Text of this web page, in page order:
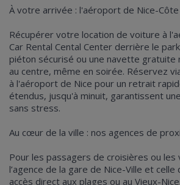
À votre arrivée : l'aéroport de Nice-
Récupérer votre location de voiture à
Car Rental Cental Center derrière le
piéton sécurisé ou une navette gratuite
au centre, même en soirée. Réservez
à l'aéroport de Nice pour un retrait
étendus, jusqu'à minuit, garantissent
sans stress.
Au cœur de la ville : nos agences de
Pour les passagers de croisières ou les
l’agence de la gare de Nice-Ville et celle
accès direct aux plages ou au Vieux-